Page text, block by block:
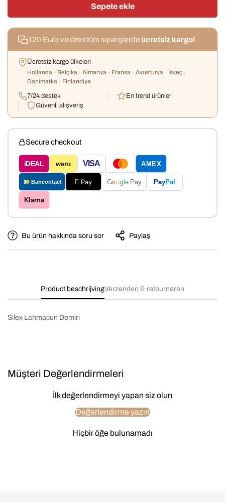
Sepete ekle
120 Euro ve üzeri tüm siparişlerde ücretsiz kargo!
Ücretsiz kargo ülkeleri
Hollanda · Belçika · Almanya · Fransa · Avusturya · İsveç ·
Danimarka · Finlandiya
7/24 destek
En trend ürünler
Güvenli alışveriş
Secure checkout
iDEAL wero VISA AMEX
Bancontact  Pay Goog le Pay PayPal
Klarna
Bu ürün hakkında soru sor Paylaş
Product beschrijvingVerzenden & retourneren
Silex Lahmacun Demiri
Müşteri Değerlendirmeleri
İlk değerlendirmeyi yapan siz olun
Değerlendirme yazın
Hiçbir öğe bulunamadı